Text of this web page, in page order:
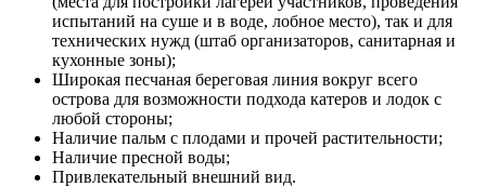
испытаний на суше и в воде, лобное место), так и для
технических нужд (штаб организаторов, санитарная и
кухонные зоны);
Широкая песчаная береговая линия вокруг всего
острова для возможности подхода катеров и лодок с
любой стороны;
Наличие пальм с плодами и прочей растительности;
Наличие пресной воды;
Привлекательный внешний вид.